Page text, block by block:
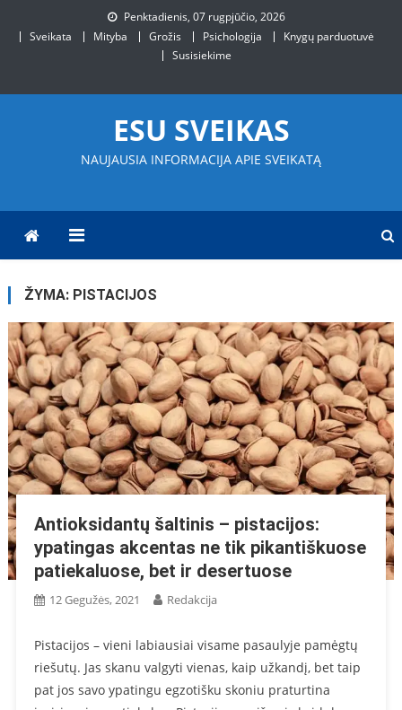
Penktadienis, 07 rugpjūčio, 2026
Sveikata
Mityba Grožis Psichologija
Knygų parduotuvė
Susisiekime
ESU SVEIKAS
NAUJAUSIA INFORMACIJA APIE SVEIKATĄ
ŽYMA: PISTACIJOS
Antioksidantų šaltinis – pistacijos:
ypatingas akcentas ne tik pikantiškuose
patiekaluose, bet ir desertuose
12 Gegužės, 2021 Redakcija
Pistacijos – vieni labiausiai visame pasaulyje pamėgtų
riešutų. Jas skanu valgyti vienas, kaip užkandį, bet taip
pat jos savo ypatingu egzotišku skoniu praturtina